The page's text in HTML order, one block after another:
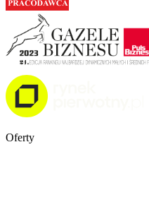
Oferty